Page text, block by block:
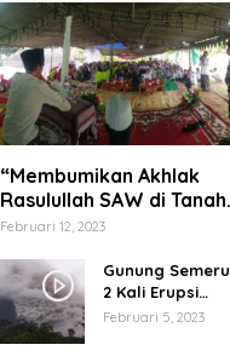
“Membumikan Akhlak
Rasulullah SAW di Tanah
Nusantara”
Februari 12, 2023
Gunung Semeru
2 Kali Erupsi
dengan Tinggi
Februari 5, 2023